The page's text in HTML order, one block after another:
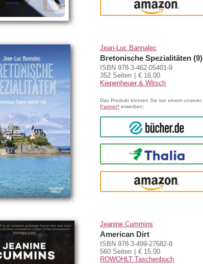
amazon
Jean-Luc Bannalec
Bretonische Spezialitäten (9)
ISBN 978-3-462-05401-9
352 Seiten
€ 16,00
Kiepenheuer & Witsch
Das Produkt können Sie bei einem unserer
Partner* erwerben:
bücher.de
Thalia
amazon
Jeanine Cummins
American Dirt
ISBN 978-3-499-27682-8
560 Seiten
€ 15,00
ROWOHLT Taschenbuch